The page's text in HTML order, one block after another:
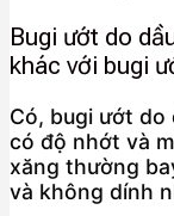
Bugi ướt do
khác với bugi
Có, bugi ướt do
có độ nhớt và
xăng thường
và không dính